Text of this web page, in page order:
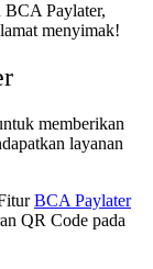
BCA Paylater,
menyimak!
memberikan
layanan
BCA Paylater
QR Code pada